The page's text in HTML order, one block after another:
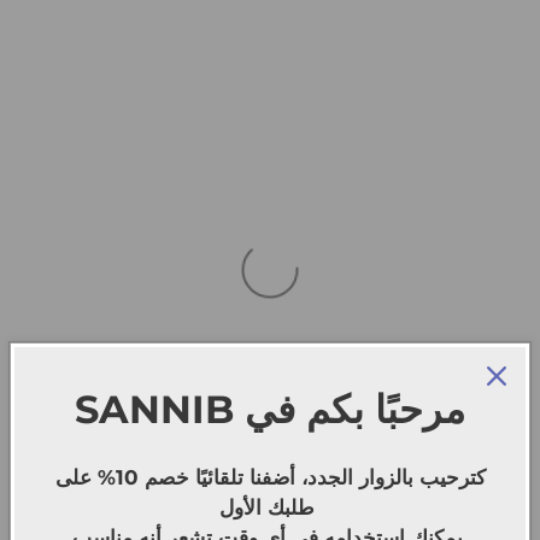
SANNIB
كترحيب بالزوار الجدد، أضفنا تلقائيًا خصم 10% على